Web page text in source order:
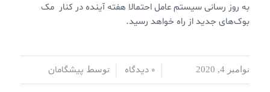
به روز رسانی سیستم عامل احتمالا هفته آینده در کنار مک
بوک‌های جدید از راه خواهد رسید.
نوامبر 4, 2020 / 0 دیدگاه/ توسط پیشگامان